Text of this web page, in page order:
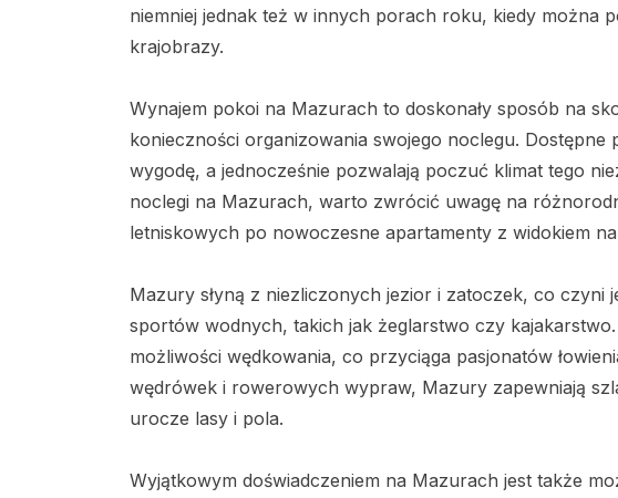
niemniej jednak też w innych porach roku, kiedy można
krajobrazy.
Wynajem pokoi na Mazurach to doskonały sposób na
konieczności organizowania swojego noclegu.
wygodę, a jednocześnie pozwalają poczuć klimat tego
noclegi na Mazurach, warto zwrócić uwagę na
letniskowych po nowoczesne apartamenty z widokiem
Mazury słyną z niezliczonych jezior i zatoczek, co czyni
sportów wodnych, takich jak żeglarstwo czy
możliwości wędkowania, co przyciąga pasjonatów
wędrówek i rowerowych wypraw, Mazury zapewniają
urocze lasy i pola.
Wyjątkowym doświadczeniem na Mazurach jest także